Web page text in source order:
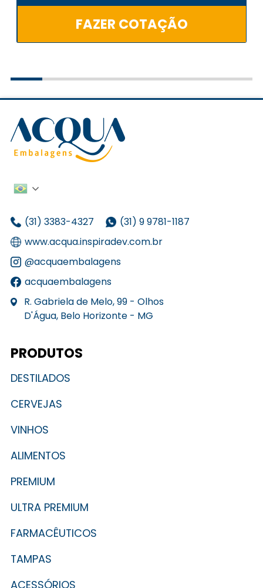
FAZER COTAÇÃO
(31) 3383-4327
(31) 9 9781-1187
www.acqua.inspiradev.com.br
@acquaembalagens
acquaembalagens
R. Gabriela de Melo, 99 - Olhos
D'Água, Belo Horizonte - MG
PRODUTOS
DESTILADOS
CERVEJAS
VINHOS
ALIMENTOS
PREMIUM
ULTRA PREMIUM
FARMACÊUTICOS
TAMPAS
ACESSÓRIOS